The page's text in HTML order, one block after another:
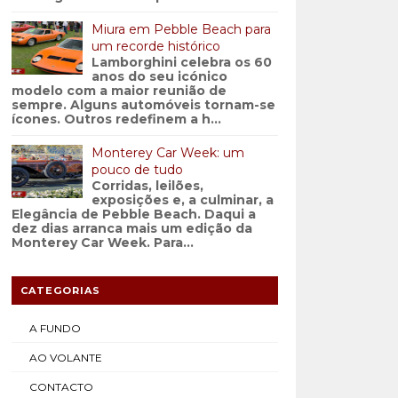
Miura em Pebble Beach para
um recorde histórico
Lamborghini celebra os 60
anos do seu icónico
modelo com a maior reunião de
sempre. Alguns automóveis tornam-se
ícones. Outros redefinem a h...
Monterey Car Week: um
pouco de tudo
Corridas, leilões,
exposições e, a culminar, a
Elegância de Pebble Beach. Daqui a
dez dias arranca mais um edição da
Monterey Car Week. Para...
CATEGORIAS
A FUNDO
AO VOLANTE
CONTACTO